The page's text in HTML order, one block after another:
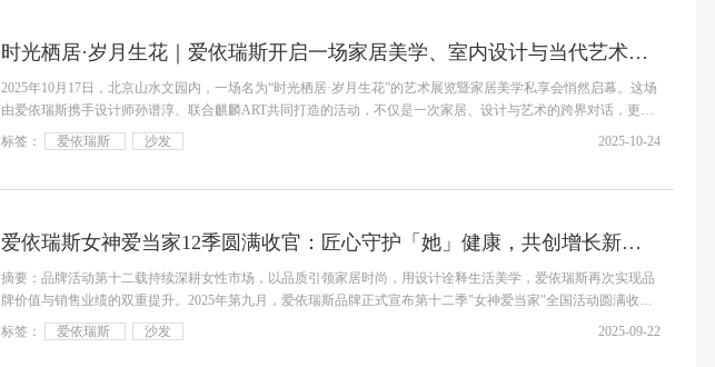
时光栖居·岁月生花｜爱依瑞斯开启一场家居美学、室内设计与当代艺术的跨界对话
2025年10月17日，北京山水文园内，一场名为“时光栖居·岁月生花”的艺术展览暨家居美学私享会悄然启幕。这场
由爱依瑞斯携手设计师孙谱淳、联合麒麟ART共同打造的活动，不仅是一次家居、设计与艺术的跨界对话，更是
爱依瑞
标签： 爱依瑞斯 沙发 2025-10-24
爱依瑞斯女神爱当家12季圆满收官：匠心守护「她」健康，共创增长新篇章
摘要：品牌活动第十二载持续深耕女性市场，以品质引领家居时尚，用设计诠释生活美学，爱依瑞斯再次实现品
牌价值与销售业绩的双重提升。2025年第九月，爱依瑞斯品牌正式宣布第十二季"女神爱当家"全国活动圆满收
官。本次
标签： 爱依瑞斯 沙发 2025-09-22